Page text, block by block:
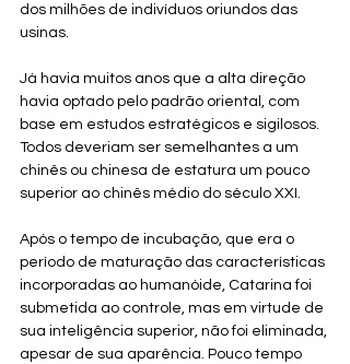
dos milhões de indivíduos oriundos das
usinas.
Já havia muitos anos que a alta direção
havia optado pelo padrão oriental, com
base em estudos estratégicos e sigilosos.
Todos deveriam ser semelhantes a um
chinês ou chinesa de estatura um pouco
superior ao chinês médio do século XXI.
Após o tempo de incubação, que era o
período de maturação das características
incorporadas ao humanóide, Catarina foi
submetida ao controle, mas em virtude de
sua inteligência superior, não foi eliminada,
apesar de sua aparência. Pouco tempo